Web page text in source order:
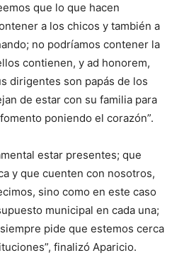
que lo que hacen
a los chicos y también a
no podríamos contener la
contienen, y ad honorem,
dirigentes son papás de los
de estar con su familia para
poniendo el corazón”.
estar presentes; que
y que cuenten con nosotros,
sino como en este caso
municipal en cada una;
pide que estemos cerca
finalizó Aparicio.